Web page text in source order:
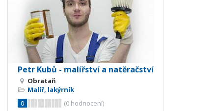
Petr Kubů - malířství a natěračství
Obrataň
Malíř, lakýrník
0
(0 hodnocení)